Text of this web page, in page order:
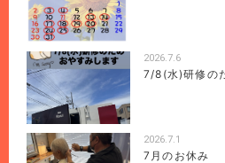
2026.7.6
7/8(水)研修の
2026.7.1
7月のお休み